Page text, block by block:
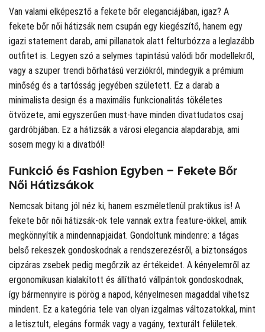
Van valami elképesztő a fekete bőr eleganciájában, igaz? A
fekete bőr női hátizsák nem csupán egy kiegészítő, hanem egy
igazi statement darab, ami pillanatok alatt felturbózza a leglazább
outfitet is. Legyen szó a selymes tapintású valódi bőr modellekről,
vagy a szuper trendi bőrhatású verziókról, mindegyik a prémium
minőség és a tartósság jegyében született. Ez a darab a
minimalista design és a maximális funkcionalitás tökéletes
ötvözete, ami egyszerűen must-have minden divattudatos csaj
gardróbjában. Ez a hátizsák a városi elegancia alapdarabja, ami
sosem megy ki a divatból!
Funkció és Fashion Egyben – Fekete Bőr
Női Hátizsákok
Nemcsak bitang jól néz ki, hanem eszméletlenül praktikus is! A
fekete bőr női hátizsák-ok tele vannak extra feature-ökkel, amik
megkönnyítik a mindennapjaidat. Gondoltunk mindenre: a tágas
belső rekeszek gondoskodnak a rendszerezésről, a biztonságos
cipzáras zsebek pedig megőrzik az értékeidet. A kényelemről az
ergonomikusan kialakított és állítható vállpántok gondoskodnak,
így bármennyire is pörög a napod, kényelmesen magaddal vihetsz
mindent. Ez a kategória tele van olyan izgalmas változatokkal, mint
a letisztult, elegáns formák vagy a vagány, texturált felületek.